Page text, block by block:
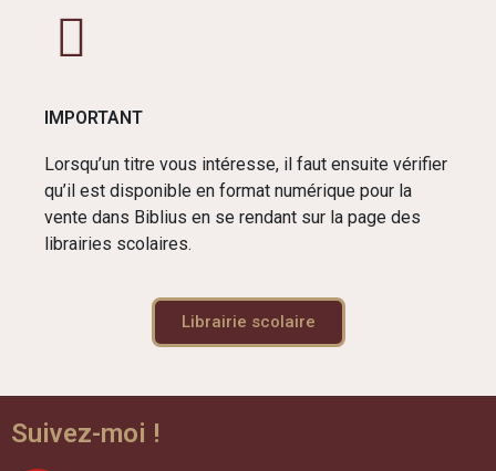
IMPORTANT
Lorsqu’un titre vous intéresse, il faut ensuite vérifier
qu’il est disponible en format numérique pour la
vente dans Biblius en se rendant sur la page des
librairies scolaires.
Librairie scolaire
Suivez-moi !